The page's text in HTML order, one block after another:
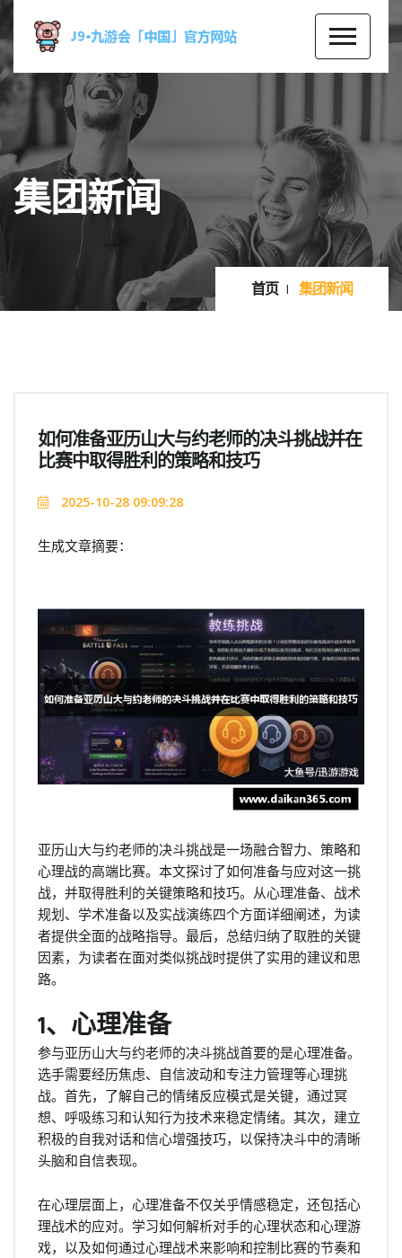
集团新闻
首页 集团新闻
如何准备亚历山大与约老师的决斗挑战并在
比赛中取得胜利的策略和技巧
2025-10-28 09:09:28
生成文章摘要：
亚历山大与约老师的决斗挑战是一场融合智力、策略和
心理战的高端比赛。本文探讨了如何准备与应对这一挑
战，并取得胜利的关键策略和技巧。从心理准备、战术
规划、学术准备以及实战演练四个方面详细阐述，为读
者提供全面的战略指导。最后，总结归纳了取胜的关键
因素，为读者在面对类似挑战时提供了实用的建议和思
路。
1、心理准备
参与亚历山大与约老师的决斗挑战首要的是心理准备。
选手需要经历焦虑、自信波动和专注力管理等心理挑
战。首先，了解自己的情绪反应模式是关键，通过冥
想、呼吸练习和认知行为技术来稳定情绪。其次，建立
积极的自我对话和信心增强技巧，以保持决斗中的清晰
头脑和自信表现。
在心理层面上，心理准备不仅关乎情感稳定，还包括心
理战术的应对。学习如何解析对手的心理状态和心理游
戏，以及如何通过心理战术来影响和控制比赛的节奏和